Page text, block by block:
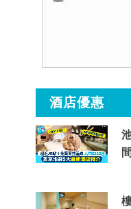
酒店優惠